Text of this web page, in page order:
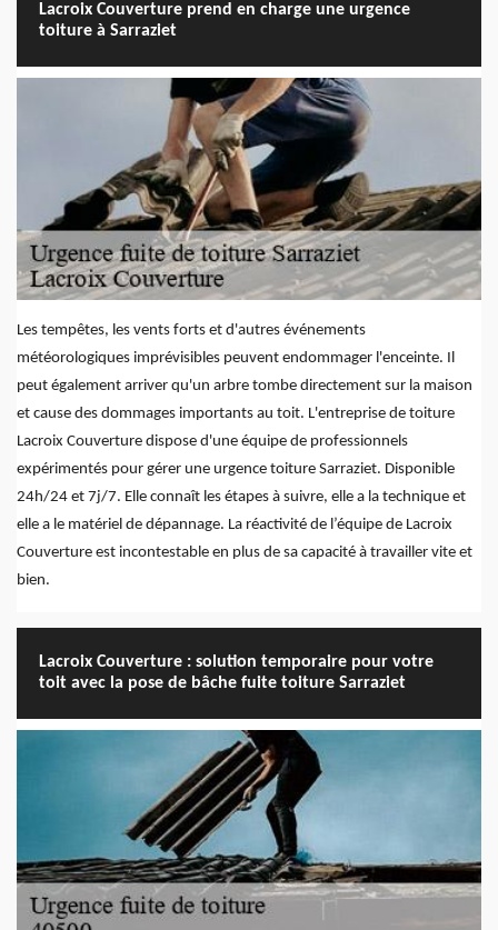
Lacroix Couverture prend en charge une urgence
toiture à Sarraziet
Les tempêtes, les vents forts et d'autres événements
météorologiques imprévisibles peuvent endommager l'enceinte. Il
peut également arriver qu'un arbre tombe directement sur la maison
et cause des dommages importants au toit. L'entreprise de toiture
Lacroix Couverture dispose d'une équipe de professionnels
expérimentés pour gérer une urgence toiture Sarraziet. Disponible
24h/24 et 7j/7. Elle connaît les étapes à suivre, elle a la technique et
elle a le matériel de dépannage. La réactivité de l’équipe de Lacroix
Couverture est incontestable en plus de sa capacité à travailler vite et
bien.
Lacroix Couverture : solution temporaire pour votre
toit avec la pose de bâche fuite toiture Sarraziet